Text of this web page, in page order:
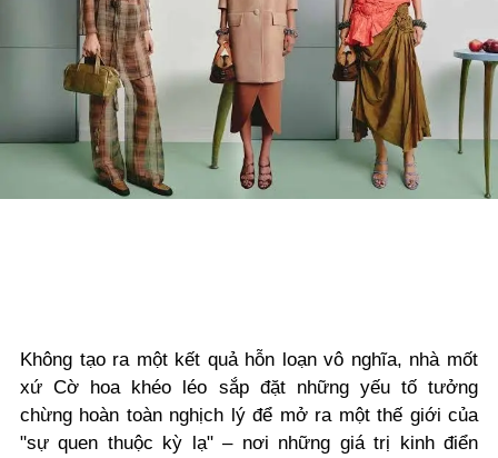
Không tạo ra một kết quả hỗn loạn vô nghĩa, nhà mốt
xứ Cờ hoa khéo léo sắp đặt những yếu tố tưởng
chừng hoàn toàn nghịch lý để mở ra một thế giới của
"sự quen thuộc kỳ lạ" – nơi những giá trị kinh điển